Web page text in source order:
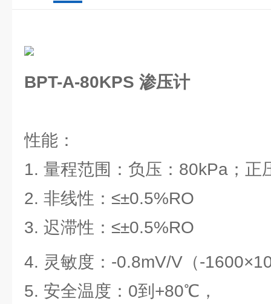
BPT-A-80KPS 渗压计
性能：
1. 量程范围：负压：80kPa；正
2. 非线性：≤±0.5%RO
3. 迟滞性：≤±0.5%RO
4. 灵敏度：-0.8mV/V（-
5. 安全温度：0到+80℃，